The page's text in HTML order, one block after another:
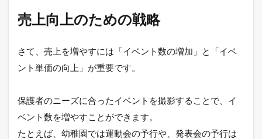
売上向上のための戦略
さて、売上を増やすには「イベント数の増加」と「イベ
ント単価の向上」が重要です。
保護者のニーズに合ったイベントを撮影することで、イ
ベント数を増やすことができます。
たとえば、幼稚園では運動会の予行や、発表会の予行は